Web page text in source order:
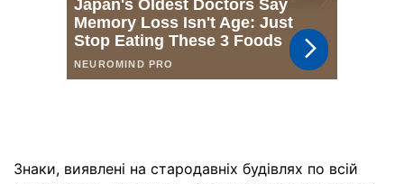
Знаки, виявлені на стародавніх будівлях по всій